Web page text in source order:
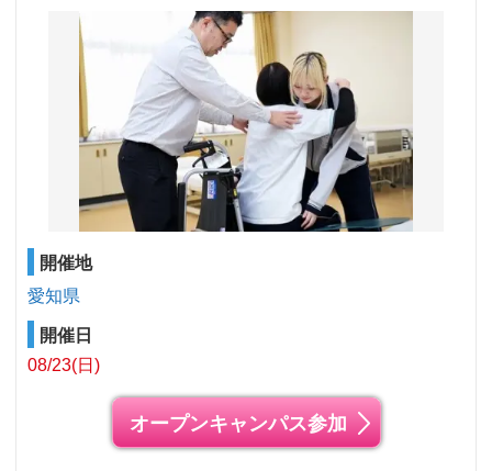
開催地
愛知県
開催日
08/23(日)
オープンキャンパス参加